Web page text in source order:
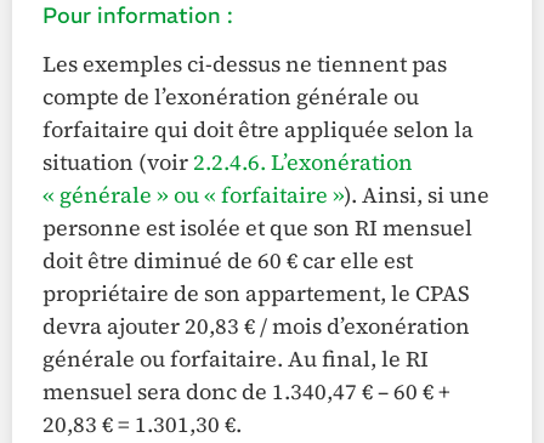
Pour information :
Les exemples ci-dessus ne tiennent pas
compte de l’exonération générale ou
forfaitaire qui doit être appliquée selon la
situation (voir 2.2.4.6. L’exonération
« générale » ou « forfaitaire »). Ainsi, si une
personne est isolée et que son RI mensuel
doit être diminué de 60 € car elle est
propriétaire de son appartement, le CPAS
devra ajouter 20,83 € / mois d’exonération
générale ou forfaitaire. Au final, le RI
mensuel sera donc de 1.340,47 € – 60 € +
20,83 € = 1.301,30 €.